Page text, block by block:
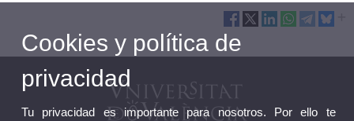
Cookies y política de
privacidad
Tu privacidad es importante para nosotros. Por ello te